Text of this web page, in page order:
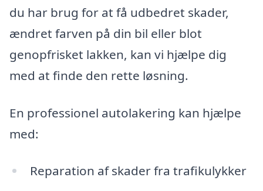
du har brug for at få udbedret skader,
ændret farven på din bil eller blot
genopfrisket lakken, kan vi hjælpe dig
med at finde den rette løsning.
En professionel autolakering kan hjælpe
med:
Reparation af skader fra trafikulykker